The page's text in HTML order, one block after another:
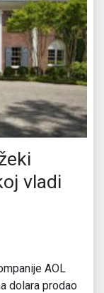
vladi
AOL
dolara prodao